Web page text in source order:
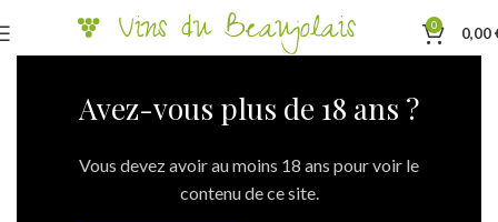
Avez-vous plus de 18 ans ?
Vous devez avoir au moins 18 ans pour voir le
contenu de ce site.
0 0,00